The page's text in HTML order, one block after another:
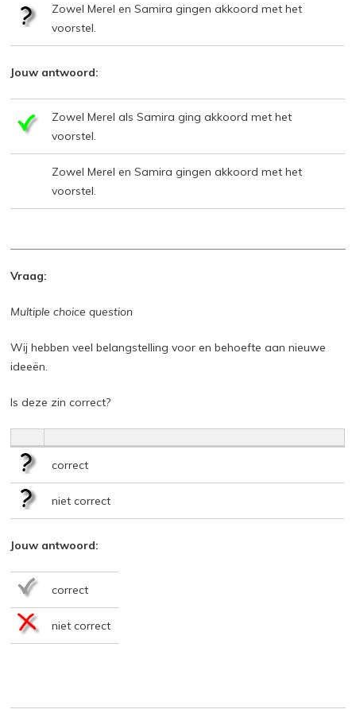
Zowel Merel en Samira gingen akkoord met het
voorstel.
Jouw antwoord:
Zowel Merel als Samira ging akkoord met het
voorstel.
Zowel Merel en Samira gingen akkoord met het
voorstel.
Vraag:
Multiple choice question
Wij hebben veel belangstelling voor en behoefte aan nieuwe
ideeën.
Is deze zin correct?
correct
niet correct
Jouw antwoord:
correct
niet correct